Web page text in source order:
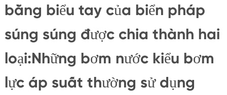
bằng biểu tay của biển pháp
súng súng được chia thành hai
loại:Những bơm nước kiểu bơm
lực áp suất thường sử dụng